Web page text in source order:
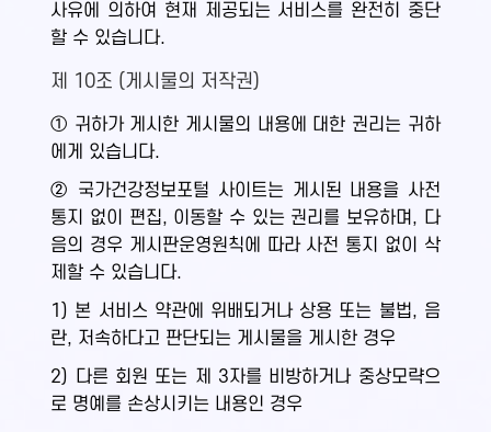
사유에 의하여 현재 제공되는 서비스를 완전히 중단
할 수 있습니다.
제 10조 (게시물의 저작권)
① 귀하가 게시한 게시물의 내용에 대한 권리는 귀하
에게 있습니다.
② 국가건강정보포털 사이트는 게시된 내용을 사전
통지 없이 편집, 이동할 수 있는 권리를 보유하며, 다
음의 경우 게시판운영원칙에 따라 사전 통지 없이 삭
제할 수 있습니다.
1) 본 서비스 약관에 위배되거나 상용 또는 불법, 음
란, 저속하다고 판단되는 게시물을 게시한 경우
2) 다른 회원 또는 제 3자를 비방하거나 중상모략으
로 명예를 손상시키는 내용인 경우